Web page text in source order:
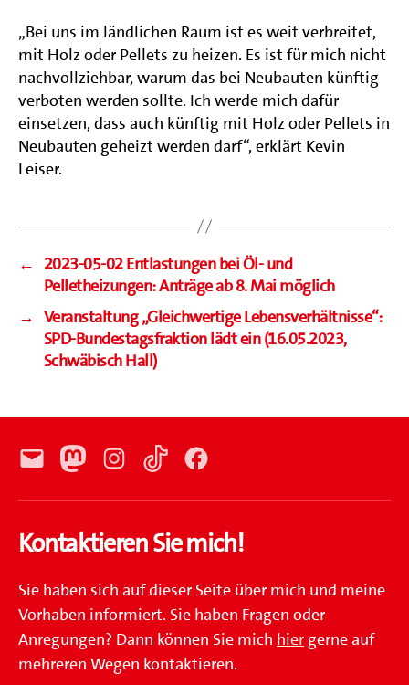
„Bei uns im ländlichen Raum ist es weit verbreitet,
mit Holz oder Pellets zu heizen. Es ist für mich nicht
nachvollziehbar, warum das bei Neubauten künftig
verboten werden sollte. Ich werde mich dafür
einsetzen, dass auch künftig mit Holz oder Pellets in
Neubauten geheizt werden darf“, erklärt Kevin
Leiser.
← 2023-05-02 Entlastungen bei Öl- und
Pelletheizungen: Anträge ab 8. Mai möglich
→ Veranstaltung „Gleichwertige Lebensverhältnisse“:
SPD-Bundestagsfraktion lädt ein (16.05.2023,
Schwäbisch Hall)
E-
MastodonInstagramTikTokFacebook
Kontaktieren Sie mich!
Sie haben sich auf dieser Seite über mich und meine
Vorhaben informiert. Sie haben Fragen oder
Anregungen? Dann können Sie mich hier gerne auf
mehreren Wegen kontaktieren.